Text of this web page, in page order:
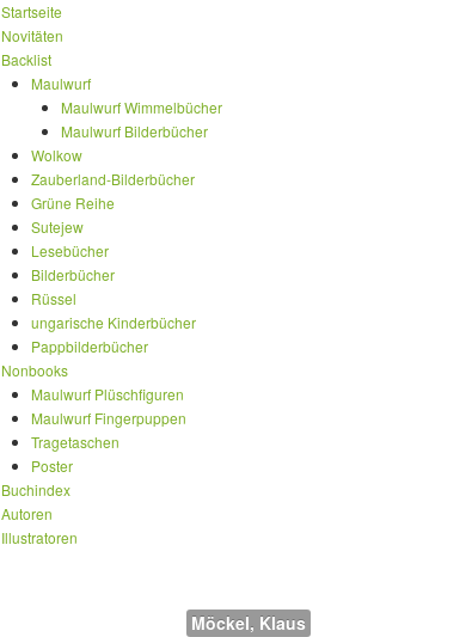
Startseite
Novitäten
Backlist
Maulwurf
Maulwurf Wimmelbücher
Maulwurf Bilderbücher
Wolkow
Zauberland-Bilderbücher
Grüne Reihe
Sutejew
Lesebücher
Bilderbücher
Rüssel
ungarische Kinderbücher
Pappbilderbücher
Nonbooks
Maulwurf Plüschfiguren
Maulwurf Fingerpuppen
Tragetaschen
Poster
Buchindex
Autoren
Illustratoren
Möckel, Klaus